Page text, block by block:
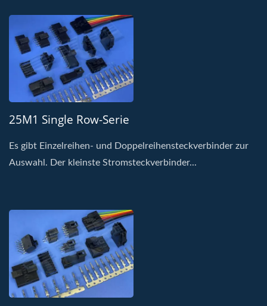
25M1 Single Row-Serie
Es gibt Einzelreihen- und Doppelreihensteckverbinder zur
Auswahl. Der kleinste Stromsteckverbinder...